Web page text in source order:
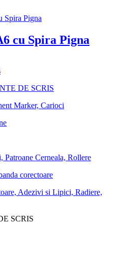
cu Spira Pigna
DE SCRIS
Marker, Carioci
Patroane Cerneala, Rollere
corectoare
Adezivi si Lipici, Radiere,
SCRIS